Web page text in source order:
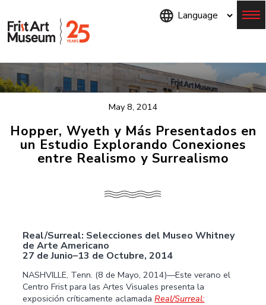
May 8, 2014
Hopper, Wyeth y Más Presentados en
un Estudio Explorando Conexiones
entre Realismo y Surrealismo
Real/Surreal: Selecciones del Museo Whitney
de Arte Americano
27 de Junio–13 de Octubre, 2014
NASHVILLE, Tenn. (8 de Mayo, 2014)—Este verano el
Centro Frist para las Artes Visuales presenta la
exposición críticamente aclamadaReal/Surreal: